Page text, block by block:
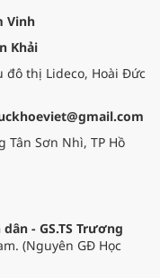
Vinh
Khải
đô thị Lideco, Hoài Đức
Tân Sơn Nhì, TP Hồ
- GS.TS Trương
(Nguyên GĐ Học